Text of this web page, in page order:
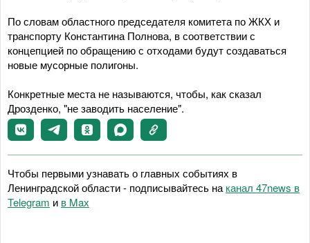
По словам областного председателя комитета по ЖКХ и
транспорту Константина Полнова, в соответствии с
концепцией по обращению с отходами будут создаваться
новые мусорные полигоны.
Конкретные места не называются, чтобы, как сказал
Дрозденко, "не заводить население".
Чтобы первыми узнавать о главных событиях в
Ленинградской области - подписывайтесь на канал 47news в
Telegram и в Maх